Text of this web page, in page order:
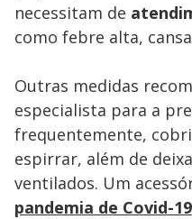
necessitam de
como febre alta,
Outras medidas
especialista para a
frequentemente,
espirrar, além de
ventilados. Um
pandemia de Covid-19